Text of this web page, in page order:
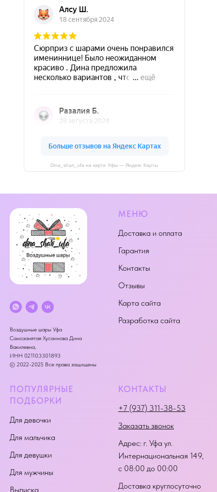
Dina_shari_ufa на карте Уфы — Яндекс Карты
Воздушные шары Уфа
Самозанятая Хусаинова Дина
Вакилевна,
ИНН 021103301893
© 2022-2025 Все права защищены
МЕНЮ
Доставка и оплата
Гарантия
Контакты
Отзывы
Карта сайта
Разработка сайта
ПОПУЛЯРНЫЕ
ПОДБОРКИ
Для девочки
Для мальчика
Для девушки
Для мужчины
Выписка
КОНТАКТЫ
+7 (937) 311-38-53
Заказать звонок
Адрес: г. Уфа ул.
Интернациональная 149,
с 08:00 до 00:00
Доставка круглосуточно